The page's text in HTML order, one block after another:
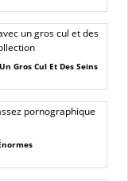
Gros Cul Et Des Seins